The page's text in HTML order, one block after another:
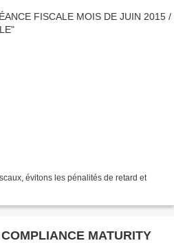
évitons les pénalités de retard et
MATURITY